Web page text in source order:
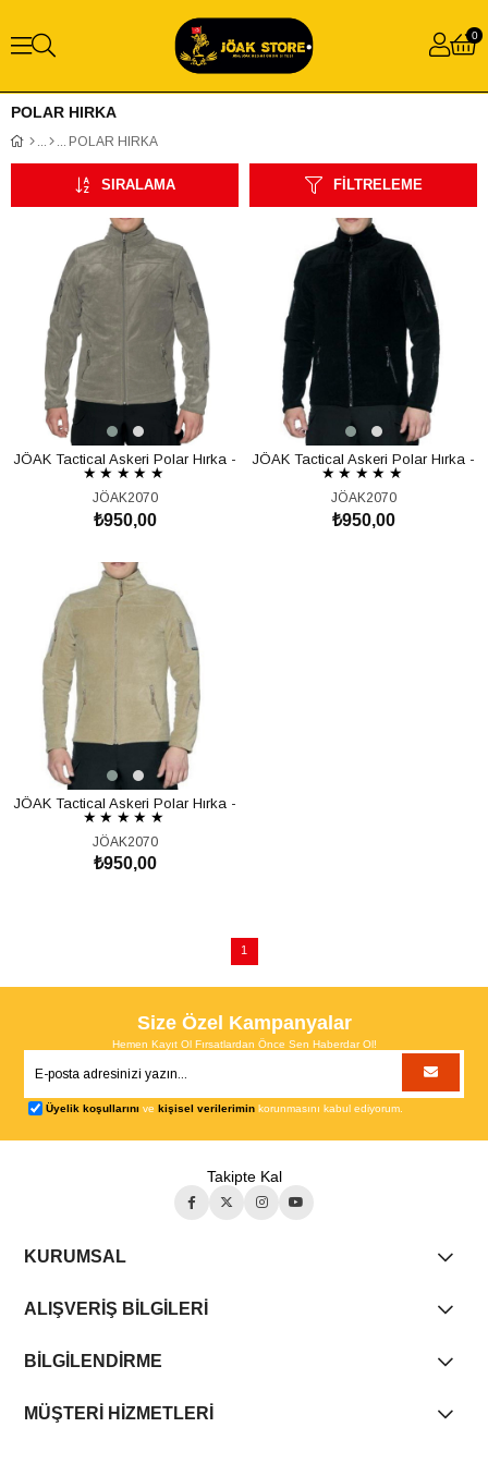
0
POLAR HIRKA
POLAR HIRKA
FILTRELEME
SIRALAMA
JÖAK Tactical Askeri Polar Hırka -
Haki
★ ★ ★ ★ ★
JÖAK2070
₺950,00
JÖAK Tactical Askeri Polar Hırka -
Siyah
★ ★ ★ ★ ★
JÖAK2070
₺950,00
JÖAK Tactical Askeri Polar Hırka -
Bej
★ ★ ★ ★ ★
JÖAK2070
₺950,00
1
Size Özel Kampanyalar
Hemen Kayıt Ol Fırsatlardan Önce Sen Haberdar Ol!
Üyelik koşullarını vekişisel verilerimin korunmasını kabul ediyorum.
Takipte Kal
KURUMSAL
ALIŞVERİŞ BİLGİLERİ
BİLGİLENDİRME
MÜŞTERİ HİZMETLERİ